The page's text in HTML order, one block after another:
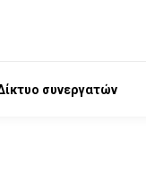
συνεργατών